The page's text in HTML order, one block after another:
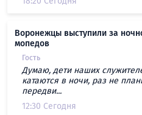
Воронежцы выступили за
мопедов
Гость
Думаю, дети наших
катаются в ночи, раз не
передви...
12:30 Сегодня